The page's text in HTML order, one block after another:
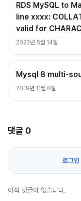
RDS MySQL to
line xxxx:
valid for
2022년 5월 14일
Mysql 8 multi-
2019년 11월 8일
댓글 0
로그인
아직 댓글이 없습니다.